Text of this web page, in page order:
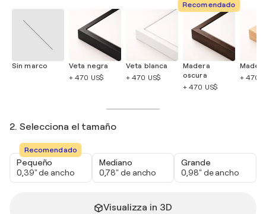
Sin marco
Veta negra
+ 470 US$
Veta blanca
+ 470 US$
Recomendado
Madera
oscura
+ 470 US$
+ 470
2. Selecciona el tamaño
Recomendado
Pequeño
0,39" de ancho
Mediano
0,78" de ancho
Grande
0,98" de ancho
Visualizza in 3D